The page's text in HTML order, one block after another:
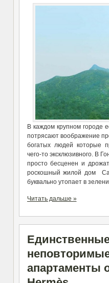
В каждом крупном городе
потрясают воображение
богатых людей которые
чего-то эксклюзивного. В
просто бесценен и
роскошный жилой дом
буквально утопает в
Читать дальше »
апартаменты